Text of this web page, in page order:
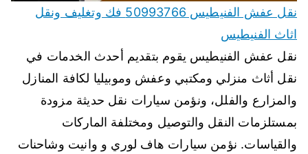
نقل عفش الفنيطيس 50993766 فك وتغليف ونقل
اثاث الفنيطيس
نقل عفش الفنيطيس يقوم بتقديم أحدث الخدمات في
نقل أثاث منزلي ومكتبي وعفش وموبيليا لكافة المنازل
والمزارع والفلل، ونؤمن سيارات نقل حديثة مزودة
بمستلزمات النقل والتوصيل ومختلفة الماركات
والقياسات. نؤمن سيارات هاف لوري و وانيت وشاحنات